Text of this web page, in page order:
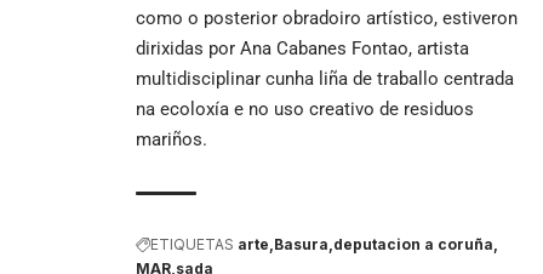
como o posterior obradoiro artístico, estiveron
dirixidas por Ana Cabanes Fontao, artista
multidisciplinar cunha liña de traballo centrada
na ecoloxía e no uso creativo de residuos
mariños.
ETIQUETAS arte Basura deputacion a coruña
MAR sada